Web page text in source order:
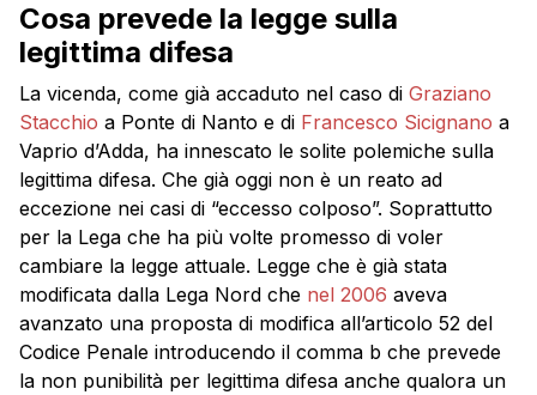
Cosa prevede la legge sulla
legittima difesa
La vicenda, come già accaduto nel caso di Graziano
Stacchio a Ponte di Nanto e di Francesco Sicignano a
Vaprio d’Adda, ha innescato le solite polemiche sulla
legittima difesa. Che già oggi non è un reato ad
eccezione nei casi di “eccesso colposo”. Soprattutto
per la Lega che ha più volte promesso di voler
cambiare la legge attuale. Legge che è già stata
modificata dalla Lega Nord che nel 2006 aveva
avanzato una proposta di modifica all’articolo 52 del
Codice Penale introducendo il comma b che prevede
la non punibilità per legittima difesa anche qualora un